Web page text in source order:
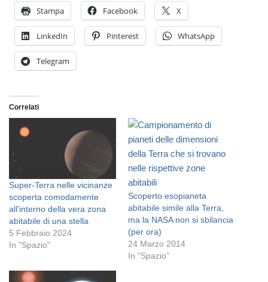
Stampa Facebook X
LinkedIn Pinterest WhatsApp
Telegram
Correlati
Super-Terra nelle vicinanze
scoperta comodamente
all’interno della vera zona
abitabile di una stella
5 Febbraio 2024
In "Spazio"
Scoperto esopianeta
abitabile simile alla Terra,
ma la NASA non si sbilancia
(per ora)
24 Marzo 2014
In "Spazio"